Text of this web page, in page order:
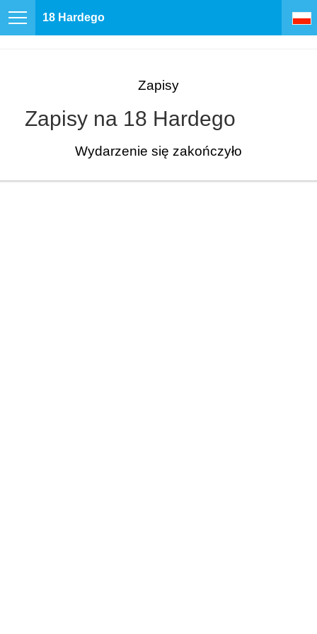
18 Hardego
Zapisy
Zapisy na 18 Hardego
Wydarzenie się zakończyło